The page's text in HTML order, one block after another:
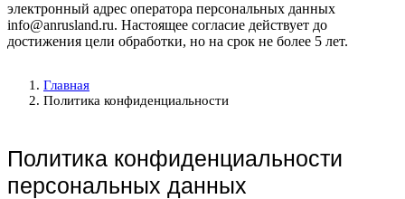
электронный адрес оператора персональных данных
info@anrusland.ru. Настоящее согласие действует до
достижения цели обработки, но на срок не более 5 лет.
Главная
Политика конфиденциальности
Политика конфиденциальности
персональных данных